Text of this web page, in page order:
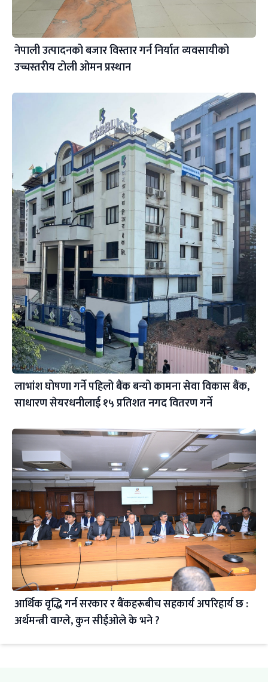
नेपाली उत्पादनको बजार विस्तार गर्न निर्यात व्यवसायीको
उच्चस्तरीय टोली ओमन प्रस्थान
लाभांश घोषणा गर्ने पहिलो बैंक बन्यो कामना सेवा विकास बैंक,
साधारण सेयरधनीलाई १५ प्रतिशत नगद वितरण गर्ने
आर्थिक वृद्धि गर्न सरकार र बैंकहरूबीच सहकार्य अपरिहार्य छ :
अर्थमन्त्री वाग्ले, कुन सीईओले के भने ?